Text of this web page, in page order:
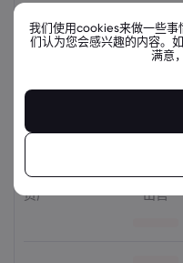
星期四
资产 出售
我们使用cookies来做一些事
们认为您会感兴趣的内容。
满意